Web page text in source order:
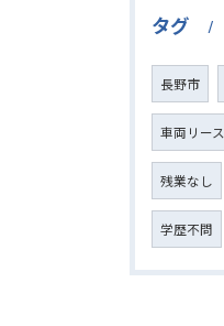
タグ
長野市
車両リース
残業なし
学歴不問